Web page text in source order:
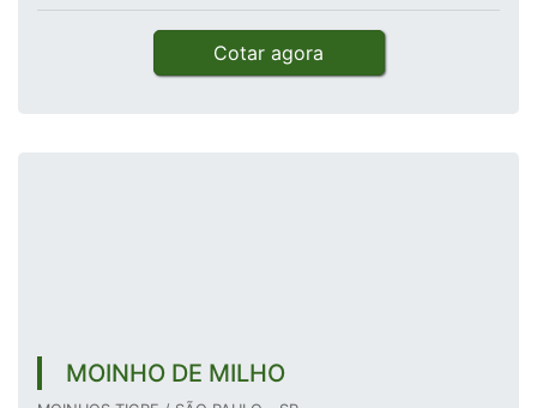
Cotar agora
MOINHO DE MILHO